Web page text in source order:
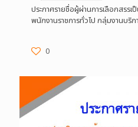
ประกาศรายชื่อผู้ผ่านการเลือกสรรเ
พนักงานราชการทั่วไป กลุ่มงานบริก
0